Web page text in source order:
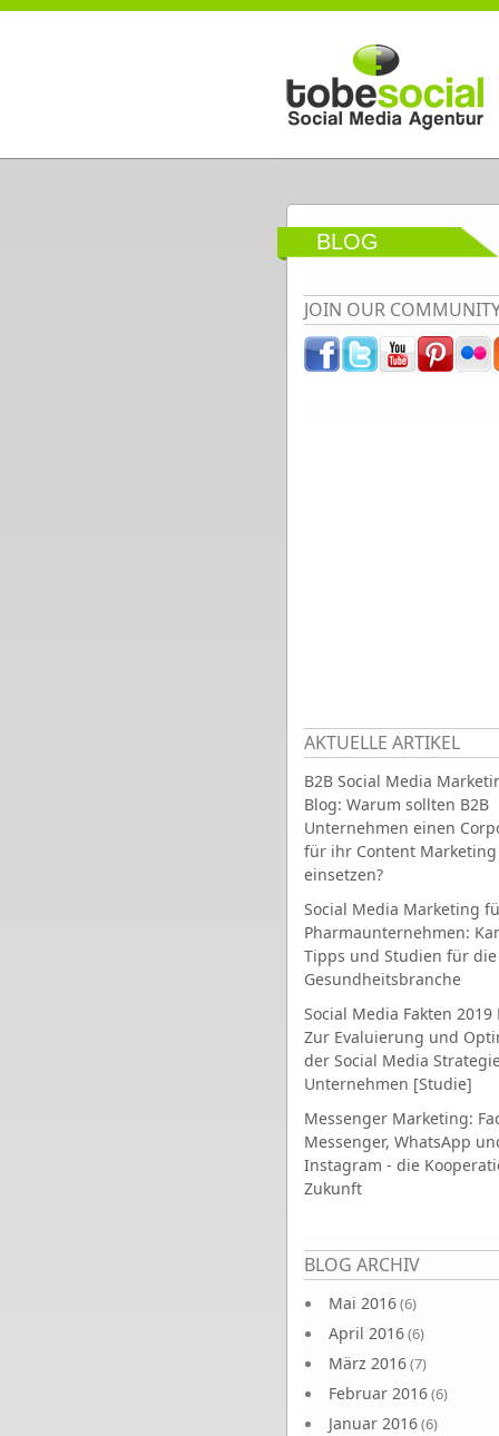
Direkt zum Inhalt
BLOG
JOIN OUR
AKTUELLE ARTIKEL
B2B Social Media
Blog: Warum sollten B2B
Unternehmen einen
für ihr Content Marketing
einsetzen?
Social Media Marketing
Pharmaunternehmen:
Tipps und Studien für die
Gesundheitsbranche
Social Media Fakten 2019
Zur Evaluierung und
der Social Media
Unternehmen [Studie]
Messenger Marketing:
Messenger, WhatsApp
Instagram - die
Zukunft
BLOG ARCHIV
Mai 2016(6)
April 2016(6)
März 2016(7)
Februar 2016(6)
Januar 2016(6)
Seiten